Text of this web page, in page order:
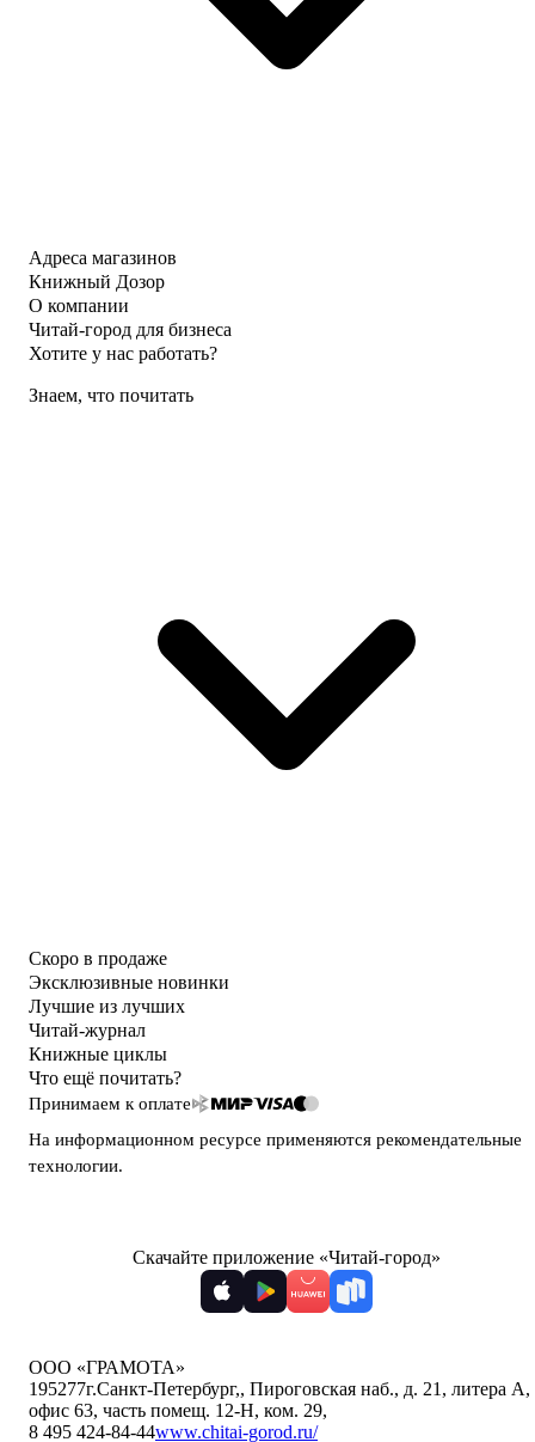
Адреса магазинов
Книжный Дозор
О компании
Читай-город для бизнеса
Хотите у нас работать?
Знаем, что почитать
Скоро в продаже
Эксклюзивные новинки
Лучшие из лучших
Читай-журнал
Книжные циклы
Что ещё почитать?
Принимаем к оплате
На информационном ресурсе применяются рекомендательные
технологии.
Скачайте приложение «Читай-город»
ООО «ГРАМОТА»
195277г.Санкт-Петербург,, Пироговская наб., д. 21, литера А,
офис 63, часть помещ. 12-Н, ком. 29,
8 495 424-84-44www.chitai-gorod.ru/